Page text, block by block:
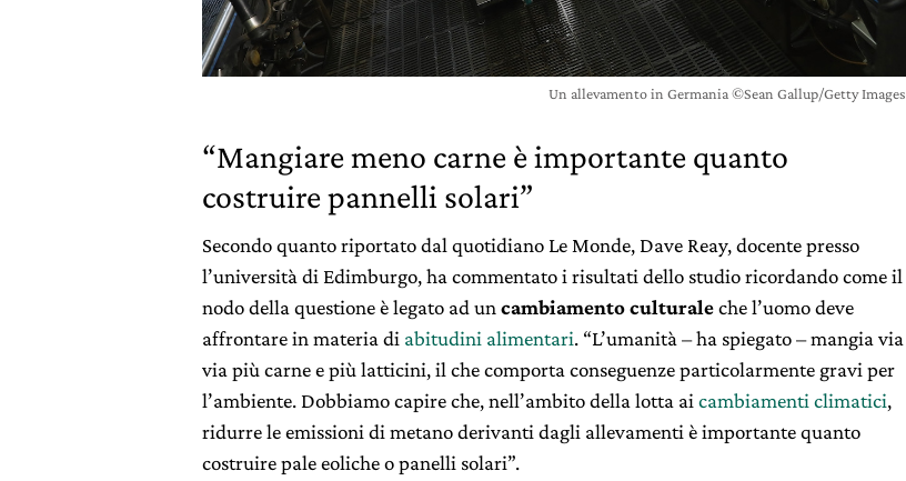
Un allevamento in Germania ©Sean Gallup/Getty Images
“Mangiare meno carne è importante quanto
costruire pannelli solari”
Secondo quanto riportato dal quotidiano Le Monde, Dave Reay, docente presso
l’università di Edimburgo, ha commentato i risultati dello studio ricordando come il
nodo della questione è legato ad uncambiamento culturaleche l’uomo deve
affrontare in materia di abitudini alimentari. “L’umanità – ha spiegato – mangia via
via più carne e più latticini, il che comporta conseguenze particolarmente gravi per
l’ambiente. Dobbiamo capire che, nell’ambito della lotta aicambiamenti climatici,
ridurre le emissioni di metano derivanti dagli allevamenti è importante quanto
costruire pale eoliche o panelli solari”.